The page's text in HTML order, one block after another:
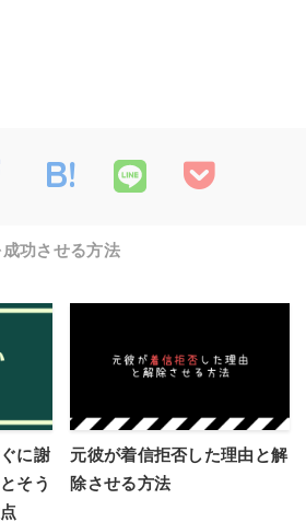
功させる方法
に謝
そう
元彼が着信拒否した理由と解
除させる方法